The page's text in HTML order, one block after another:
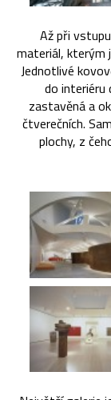
Až při
materiál, kterým
Jednotlivé
do interiéru
zastavěná a
čtverečních.
plochy, z